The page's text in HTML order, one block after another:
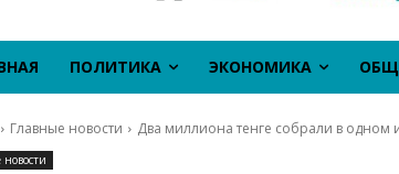
ПОЛИТИКА ЭКОНОМИКА
Главные новости Два миллиона тенге собрали в одном